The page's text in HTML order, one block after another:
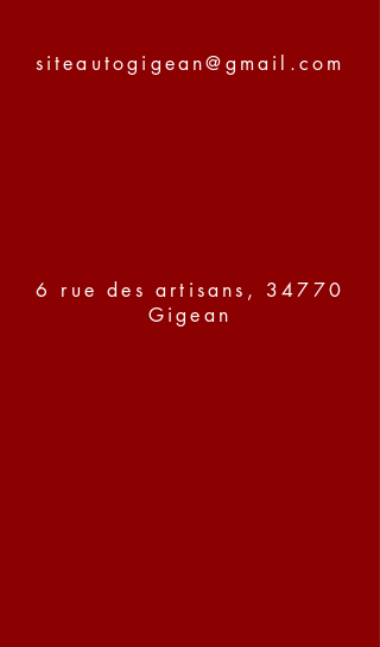
siteautogigean@gmail.com
6 rue des artisans, 34770
Gigean